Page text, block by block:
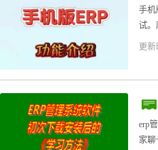
手机
试。
更新
erp
家